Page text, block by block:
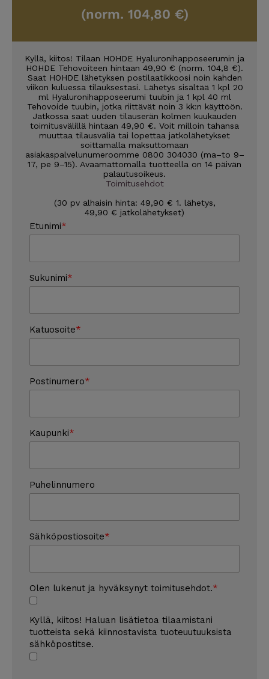
(norm. 104,80 €)
Kyllä, kiitos! Tilaan HOHDE Hyaluronihapposeerumin ja
HOHDE Tehovoiteen hintaan 49,90 € (norm. 104,8 €).
Saat HOHDE lähetyksen postilaatikkoosi noin kahden
viikon kuluessa tilauksestasi. Lähetys sisältää 1 kpl 20
ml Hyaluronihapposeerumi tuubin ja 1 kpl 40 ml
Tehovoide tuubin, jotka riittävät noin 3 kk:n käyttöön.
Jatkossa saat uuden tilauserän kolmen kuukauden
toimitusvälillä hintaan 49,90 €. Voit milloin tahansa
muuttaa tilausväliä tai lopettaa jatkolähetykset
soittamalla maksuttomaan
asiakaspalvelunumeroomme 0800 304030 (ma–to 9–
17, pe 9–15). Avaamattomalla tuotteella on 14 päivän
palautusoikeus.
Toimitusehdot
(30 pv alhaisin hinta: 49,90 € 1. lähetys,
49,90 € jatkolähetykset)
Etunimi
Sukunimi
Katuosoite
Postinumero
Kaupunki
Puhelinnumero
Sähköpostiosoite
Olen lukenut ja hyväksynyt toimitusehdot.
Kyllä, kiitos! Haluan lisätietoa tilaamistani
tuotteista sekä kiinnostavista tuoteuutuuksista
sähköpostitse.